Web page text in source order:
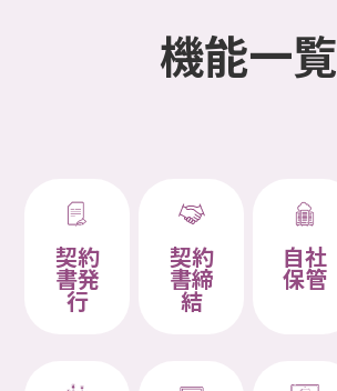
機能一覧
契約
書発
行
契約
書締
結
自社
保管